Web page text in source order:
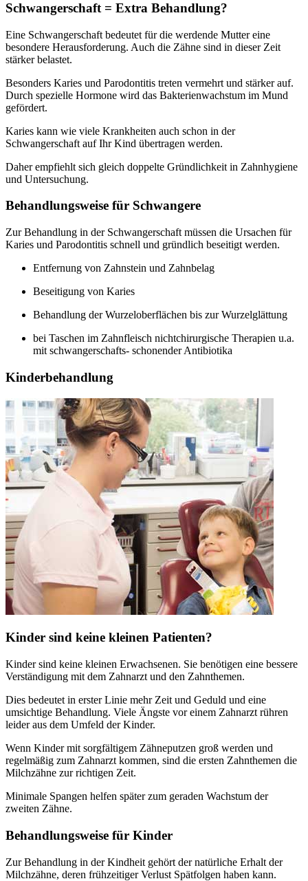
Schwangerschaft = Extra Behandlung?
Eine Schwangerschaft bedeutet für die werdende Mutter eine
besondere Herausforderung. Auch die Zähne sind in dieser Zeit
stärker belastet.
Besonders Karies und Parodontitis treten vermehrt und stärker auf.
Durch spezielle Hormone wird das Bakterienwachstum im Mund
gefördert.
Karies kann wie viele Krankheiten auch schon in der
Schwangerschaft auf Ihr Kind übertragen werden.
Daher empfiehlt sich gleich doppelte Gründlichkeit in Zahnhygiene
und Untersuchung.
Behandlungsweise für Schwangere
Zur Behandlung in der Schwangerschaft müssen die Ursachen für
Karies und Parodontitis schnell und gründlich beseitigt werden.
Entfernung von Zahnstein und Zahnbelag
Beseitigung von Karies
Behandlung der Wurzeloberflächen bis zur Wurzelglättung
bei Taschen im Zahnfleisch nichtchirurgische Therapien u.a.
mit schwangerschafts- schonender Antibiotika
Kinderbehandlung
Kinder sind keine kleinen Patienten?
Kinder sind keine kleinen Erwachsenen. Sie benötigen eine bessere
Verständigung mit dem Zahnarzt und den Zahnthemen.
Dies bedeutet in erster Linie mehr Zeit und Geduld und eine
umsichtige Behandlung. Viele Ängste vor einem Zahnarzt rühren
leider aus dem Umfeld der Kinder.
Wenn Kinder mit sorgfältigem Zähneputzen groß werden und
regelmäßig zum Zahnarzt kommen, sind die ersten Zahnthemen die
Milchzähne zur richtigen Zeit.
Minimale Spangen helfen später zum geraden Wachstum der
zweiten Zähne.
Behandlungsweise für Kinder
Zur Behandlung in der Kindheit gehört der natürliche Erhalt der
Milchzähne, deren frühzeitiger Verlust Spätfolgen haben kann.